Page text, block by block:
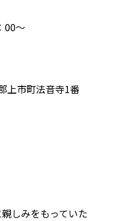
00～
上市町法音寺1番
しみをもっていた